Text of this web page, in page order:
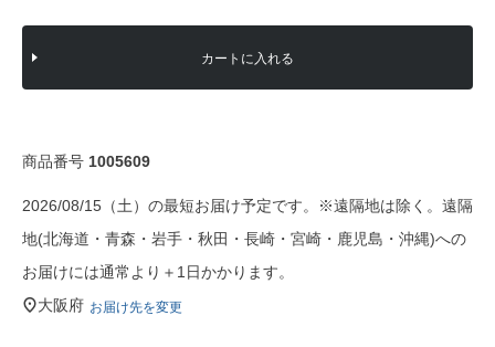
カートに入れる
商品番号 1005609
2026/08/15（土）の最短お届け予定です。※遠隔地は除く。遠隔
地(北海道・青森・岩手・秋田・長崎・宮崎・鹿児島・沖縄)への
お届けには通常より＋1日かかります。
大阪府 お届け先を変更